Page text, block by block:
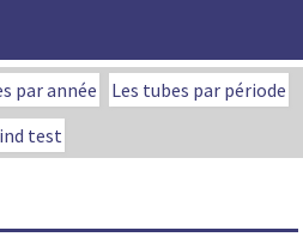
par année
Les tubes par période
test